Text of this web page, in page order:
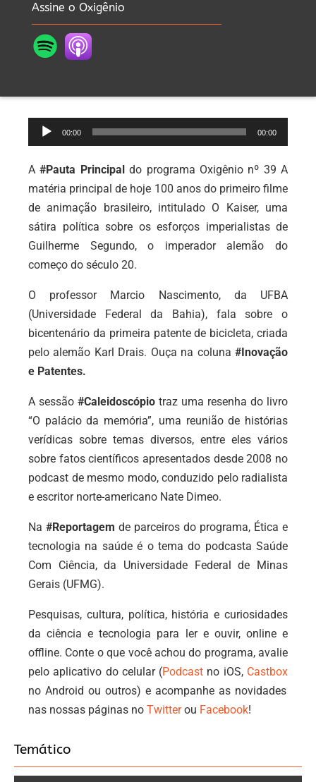
Assine o Oxigênio
Tocador
de
áudio
00:00 00:00
A#Pauta Principal do programa Oxigênio nº 39 A
matéria principal de hoje 100 anos do primeiro filme
de animação brasileiro, intitulado O Kaiser, uma
sátira política sobre os esforços imperialistas de
Guilherme Segundo, o imperador alemão do
começo do século 20.
O professor Marcio Nascimento, da UFBA
(Universidade Federal da Bahia), fala sobre o
bicentenário da primeira patente de bicicleta, criada
pelo alemão Karl Drais. Ouça na coluna#Inovação
e Patentes.
A sessão #Caleidoscópio traz uma resenha do livro
“O palácio da memória”, uma reunião de histórias
verídicas sobre temas diversos, entre eles vários
sobre fatos científicos apresentados desde 2008 no
podcast de mesmo modo, conduzido pelo radialista
e escritor norte-americano Nate Dimeo.
Na #Reportagem de parceiros do programa, Ética e
tecnologia na saúde é o tema do podcasta Saúde
Com Ciência, da Universidade Federal de Minas
Gerais (UFMG).
Pesquisas, cultura, política, história e curiosidades
da ciência e tecnologia para ler e ouvir, online e
offline. Conte o que você achou do programa, avalie
pelo aplicativo do celular (Podcast no iOS, Castbox
no Android ou outros) e acompanhe as novidades
nas nossas páginas no Twitterou Facebook!
Temático